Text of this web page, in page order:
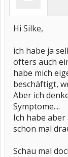
Hi Silke,
ich habe ja
öfters auch
habe mich
beschäftigt,
Aber ich
Symptome....
Ich habe
schon mal
Schau mal